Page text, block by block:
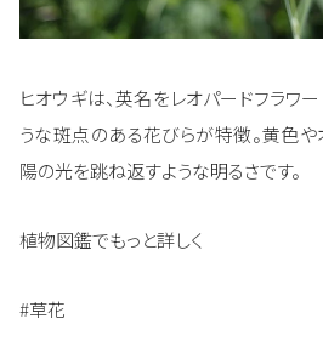
ヒオウギは、英名をレオパードフラワー
うな斑点のある花びらが特徴。黄色
陽の光を跳ね返すような明るさです。
植物図鑑でもっと詳しく
#草花